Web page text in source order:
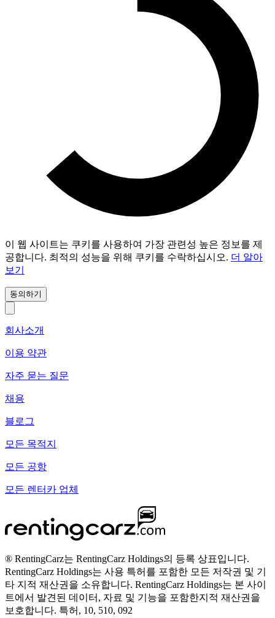
이 웹 사이트는 쿠키를 사용하여 가장 관련성 높은 정보를 제
공합니다. 최적의 성능을 위해 쿠키를 수락하십시오. 더 알아
보기
동의하기
회사소개
이용 약관
자주 묻는 질문
채용
블로그
모든 목적지
모든 공항
모든 렌터카 업체
® RentingCarz는 RentingCarz Holdings의 등록 상표입니다.
RentingCarz Holdings는 사용 특허를 포함한 모든 저작권 및 기
타 지적 재산권을 소유합니다. RentingCarz Holdings는 본 사이
트에서 발견된 데이터, 자료 및 기능을 포함한지적 재산권을
보호합니다. 특허, 10, 510, 092